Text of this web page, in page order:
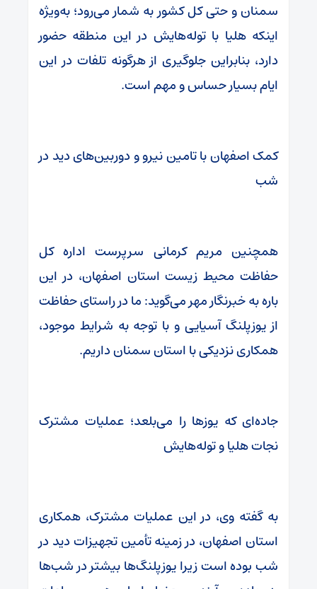
سمنان و حتی کل کشور به شمار می‌رود؛ به‌ویژه
اینکه هلیا با توله‌هایش در این منطقه حضور
دارد، بنابراین جلوگیری از هرگونه تلفات در این
ایام بسیار حساس و مهم است.
کمک اصفهان با تامین نیرو و دوربین‌های دید در
شب
همچنین مریم کرمانی سرپرست اداره کل
حفاظت محیط زیست استان اصفهان، در این
باره به خبرنگار مهر می‌گوید: ما در راستای حفاظت
از یوزپلنگ آسیایی و با توجه به شرایط موجود،
همکاری نزدیکی با استان سمنان داریم.
جاده‌ای که یوزها را می‌بلعد؛ عملیات مشترک
نجات هلیا و توله‌هایش
به گفته وی، در این عملیات مشترک، همکاری
استان اصفهان، در زمینه تأمین تجهیزات دید در
شب بوده است زیرا یوزپلنگ‌ها بیشتر در شب‌ها